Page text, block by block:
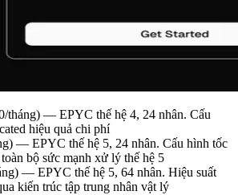
tháng) — EPYC thế hệ 4, 24 nhân. Cấu
hiệu quả chi phí
— EPYC thế hệ 5, 24 nhân. Cấu hình tốc
bộ sức mạnh xử lý thế hệ 5
— EPYC thế hệ 5, 64 nhân. Hiệu suất
kiến trúc tập trung nhân vật lý